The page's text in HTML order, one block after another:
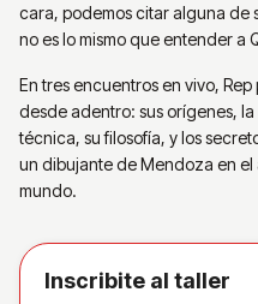
cara, podemos citar alguna de
no es lo mismo que entender a
En tres encuentros en vivo,
desde adentro: sus orígenes,
técnica, su filosofía, y los
un dibujante de Mendoza en
mundo.
Inscribite al taller